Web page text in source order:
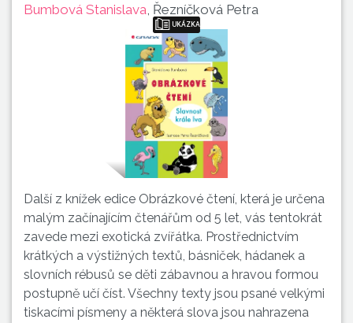
Bumbová Stanislava, Řezníčková Petra
Další z knížek edice Obrázkové čtení, která je určena
malým začínajícím čtenářům od 5 let, vás tentokrát
zavede mezi exotická zvířátka. Prostřednictvím
krátkých a výstižných textů, básniček, hádanek a
slovních rébusů se děti zábavnou a hravou formou
postupně učí číst. Všechny texty jsou psané velkými
tiskacími písmeny a některá slova jsou nahrazena